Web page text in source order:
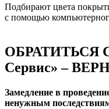
Подбирают цвета
с помощью
ОБРАТИТЬСЯ
Сервис» –
Замедление в
ненужным